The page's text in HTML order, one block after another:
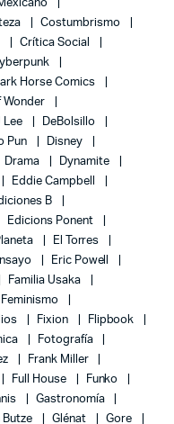
Costumbrismo
Crítica Social
Horse Comics
Wonder
Lee
DeBolsillo
Pun
Disney
Drama
Dynamite
Eddie Campbell
B
Edicions Ponent
El Torres
Eric Powell
Familia Usaka
Feminismo
Fixion
Flipbook
Fotografía
Frank Miller
Full House
Funko
Gastronomía
Butze Glénat
Gore